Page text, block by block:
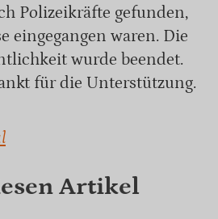
Polizeikräfte gefunden,
eingegangen waren. Die
wurde beendet.
für die Unterstützung.
Artikel